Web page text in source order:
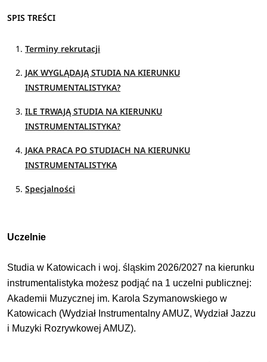
SPIS TREŚCI
Terminy rekrutacji
JAK WYGLĄDAJĄ STUDIA NA KIERUNKU
INSTRUMENTALISTYKA?
ILE TRWAJĄ STUDIA NA KIERUNKU
INSTRUMENTALISTYKA?
JAKA PRACA PO STUDIACH NA KIERUNKU
INSTRUMENTALISTYKA
Specjalności
Uczelnie
Studia w Katowicach i woj. śląskim 2026/2027 na kierunku
instrumentalistyka możesz podjąć na 1 uczelni publicznej:
Akademii Muzycznej im. Karola Szymanowskiego w
Katowicach (Wydział Instrumentalny AMUZ, Wydział Jazzu
i Muzyki Rozrywkowej AMUZ).